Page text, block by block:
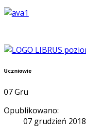
Uczniowie
07Gru
Opublikowano:
07 grudzień 2018